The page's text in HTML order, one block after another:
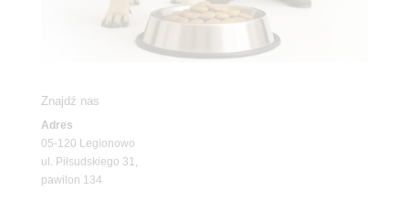
Znajdź nas
Adres
05-120 Legionowo
ul. Piłsudskiego 31,
pawilon 134